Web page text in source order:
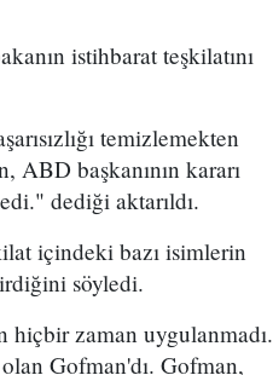
istihbarat teşkilatını
temizlemekten
ABD başkanının kararı
dediği aktarıldı.
içindeki bazı isimlerin
söyledi.
hiçbir zaman uygulanmadı.
Gofman'dı. Gofman,